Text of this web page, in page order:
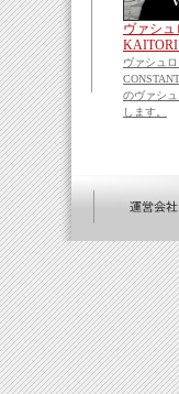
ヴァシ
KAITORI
ヴァシュ
のヴァシ
します。